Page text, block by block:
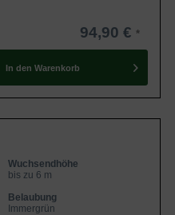
94,90 €
In den Warenkorb
Wuchsendhöhe
bis zu 6 m
Belaubung
Immergrün